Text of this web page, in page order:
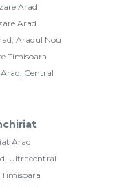
Arad
Arad
Aradul Nou
Timisoara
Central
Arad
Ultracentral